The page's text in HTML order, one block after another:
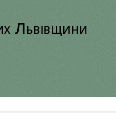
Львівщини